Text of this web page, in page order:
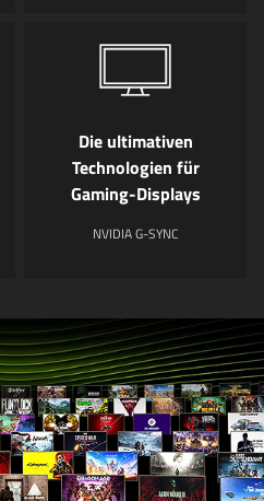
Die ultimativen
Technologien für
Gaming-Displays
NVIDIA G-SYNC